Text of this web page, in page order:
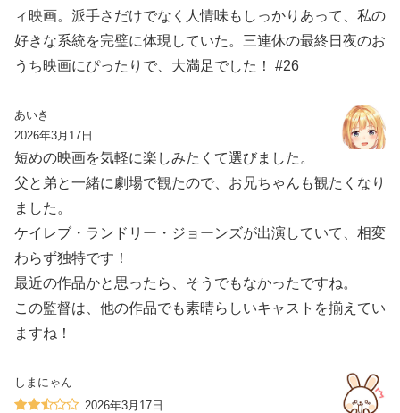
ィ映画。派手さだけでなく人情味もしっかりあって、私の
好きな系統を完璧に体現していた。三連休の最終日夜のお
うち映画にぴったりで、大満足でした！ #26
あいき
2026年3月17日
短めの映画を気軽に楽しみたくて選びました。
父と弟と一緒に劇場で観たので、お兄ちゃんも観たくなり
ました。
ケイレブ・ランドリー・ジョーンズが出演していて、相変
わらず独特です！
最近の作品かと思ったら、そうでもなかったですね。
この監督は、他の作品でも素晴らしいキャストを揃えてい
ますね！
しまにゃん
2026年3月17日